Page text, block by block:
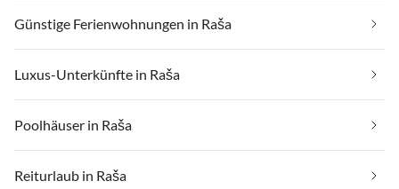
Günstige Ferienwohnungen in Raša
Luxus-Unterkünfte in Raša
Poolhäuser in Raša
Reiturlaub in Raša